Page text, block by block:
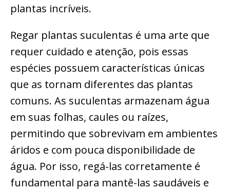
plantas incríveis.
Regar plantas suculentas é uma arte que
requer cuidado e atenção, pois essas
espécies possuem características únicas
que as tornam diferentes das plantas
comuns. As suculentas armazenam água
em suas folhas, caules ou raízes,
permitindo que sobrevivam em ambientes
áridos e com pouca disponibilidade de
água. Por isso, regá-las corretamente é
fundamental para mantê-las saudáveis e